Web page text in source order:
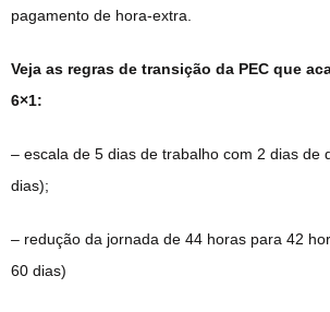
pagamento de hora-extra.
Veja as regras de transição da PEC que
6×1:
– escala de 5 dias de trabalho com 2 dias de
dias);
– redução da jornada de 44 horas para 42
60 dias)